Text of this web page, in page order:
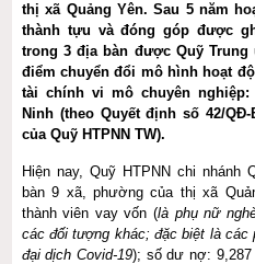
thị xã Quảng Yên. Sau 5 năm
thành tựu và đóng góp được
trong 3 địa bàn được Quỹ
điểm chuyển đổi mô hình hoạt
tài chính vi mô chuyên nghiệp:
Ninh (theo Quyết định số 42/
của Quỹ HTPNN TW).
Hiện nay, Quỹ HTPNN chi nhánh
bàn 9 xã, phường của thị xã
thành viên vay vốn (là phụ nữ
các đối tượng khác; đặc biệt là
đại dịch Covid-19); số dư nợ: 9,287